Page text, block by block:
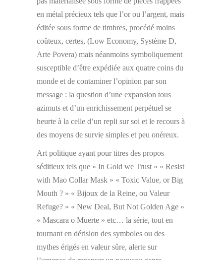
en métal précieux tels que l’or ou l’argent, mais
éditée sous forme de timbres, procédé moins
coûteux, certes, (Low Economy, Système D,
Arte Povera) mais néanmoins symboliquement
susceptible d’être expédiée aux quatre coins du
monde et de contaminer l’opinion par son
message : la question d’une expansion tous
azimuts et d’un enrichissement perpétuel se
heurte à la celle d’un repli sur soi et le recours à
des moyens de survie simples et peu onéreux.
Art politique ayant pour titres des propos
séditieux tels que « In Gold we Trust » « Resist
with Mao Collar Mask » « Toxic Value, or Big
Mouth ? » « Bijoux de la Reine, ou Valeur
Refuge? » « New Deal, But Not Golden Age »
« Mascara o Muerte » etc… la série, tout en
tournant en dérision des symboles ou des
mythes érigés en valeur sûre, alerte sur